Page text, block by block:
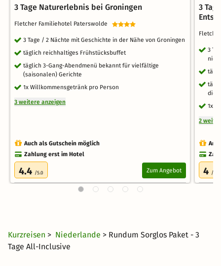
3 Tage Naturerlebnis bei Groningen
Fletcher Familiehotel Paterswolde
3 Tage / 2 Nächte mit Geschichte in der Nähe von Groningen
täglich reichhaltiges Frühstücksbuffet
täglich 3-Gang-Abendmenü bekannt für vielfältige
(saisonalen) Gerichte
1x Willkommensgetränk pro Person
3 weitere anzeigen
Auch als Gutschein möglich
Zahlung erst im Hotel
4.4 /5.0 Zum Angebot
3
3
die
1x
2
4 /5.0
Kurzreisen > Niederlande > Rundum Sorglos Paket - 3
Tage All-Inclusive